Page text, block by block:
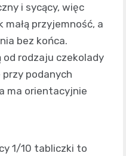
i sycący, więc
przyjemność, a
bez końca.
od rodzaju czekolady
podanych
ma orientacyjnie
1/10 tabliczki to